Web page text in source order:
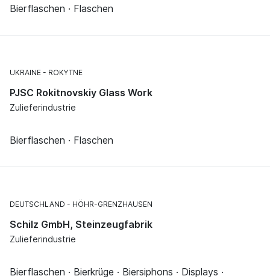
Bierflaschen · Flaschen
UKRAINE ROKYTNE
PJSC Rokitnovskiy Glass Work
Zulieferindustrie
Bierflaschen · Flaschen
DEUTSCHLAND HÖHR-GRENZHAUSEN
Schilz GmbH, Steinzeugfabrik
Zulieferindustrie
Bierflaschen · Bierkrüge · Biersiphons · Displays ·